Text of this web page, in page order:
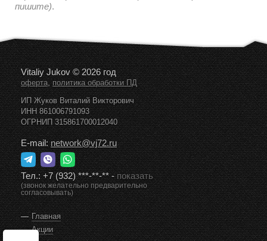
коробочное решение от Bitrix
Vitaliy Jukov © 2026 год
оферта ,политика обработки ПД
ИП Жуков Виталий Викторович
ИНН 861006791093
ОГРНИП 315861700012040
E-mail:network@vj72.ru
Тел.:+7 (932) ***-**-**-показать
(звонок желательно предварительно
согласовывать)
Главная